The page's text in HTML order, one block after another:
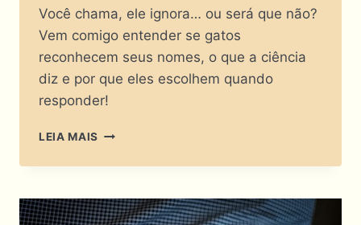
Você chama, ele ignora… ou será que não?
Vem comigo entender se gatos
reconhecem seus nomes, o que a ciência
diz e por que eles escolhem quando
responder!
LEIA MAIS ELES
DEMÊNCIA?
RECONHECEM
SEUS